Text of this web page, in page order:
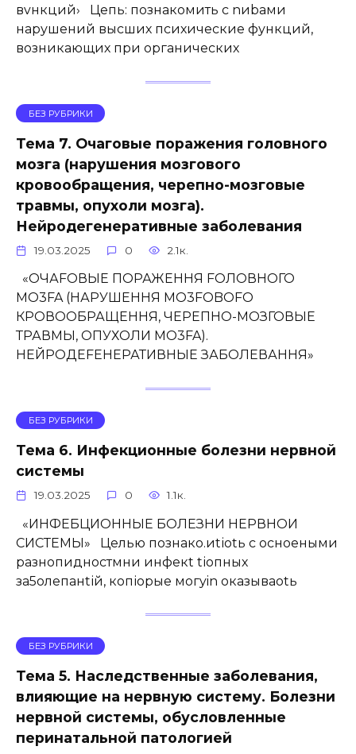
вvнкций› Цепь: познакомить с nиbaми
нарушений высших психические функций,
возникающих при органических
БЕЗ РУБРИКИ
Тема 7. Очаговые поражения головного
мозга (нарушения мозгового
кровообращения, черепно-мозговые
травмы, опухоли мозга).
Нейродегенеративные заболевания
19.03.2025 0 2.1к.
«ОЧАFОВЫЕ ПОРАЖЕННЯ FОЛОВНОГО
MO3FA (НАРУШЕННЯ MO3FOBOFO
КРОВООБРАЩЕННЯ, ЧЕРЕПНО-МОЗГОВЫЕ
ТРАВМЫ, ОПУХОЛИ MO3FA).
НЕЙРОДЕFЕНЕРАТИВНЫЕ ЗАБОЛЕВАННЯ»
БЕЗ РУБРИКИ
Тема 6. Инфекционные болезни нервной
системы
19.03.2025 0 1.1к.
«ИНФЕБЦИОННЫЕ БОЛЕЗНИ НЕРВНОИ
СИСТЕМЫ» Целью познако.иtіоtь с осноеными
разнопидностмни инфекt tіопных
за5олепанtій, копіорые мoгyin оказываоtь
БЕЗ РУБРИКИ
Тема 5. Наследственные заболевания,
влияющие на нервную систему. Болезни
нервной системы, обусловленные
перинатальной патологией